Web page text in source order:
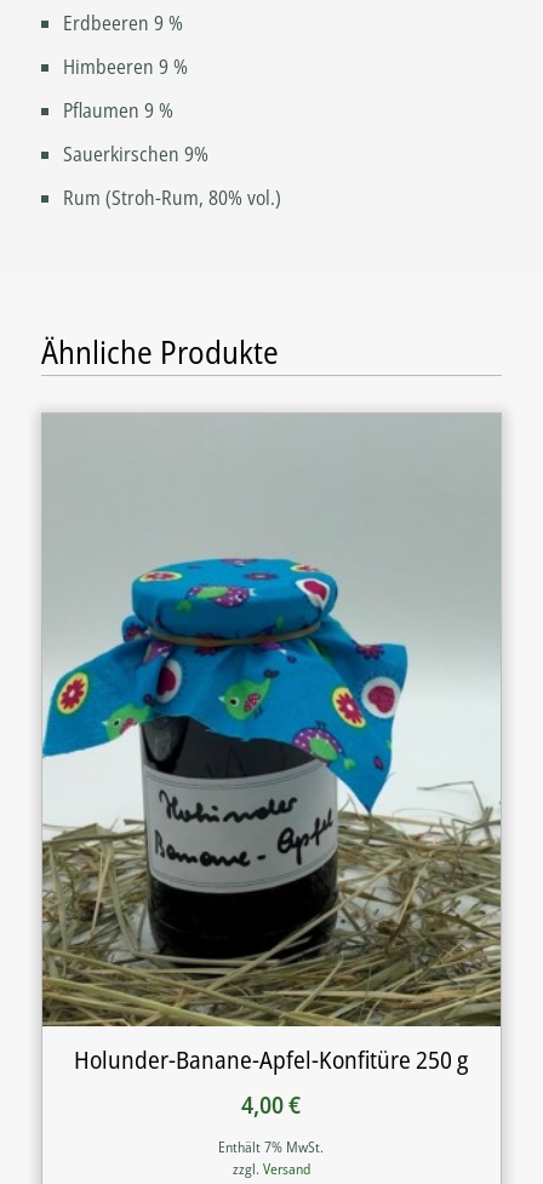
Erdbeeren 9 %
Himbeeren 9 %
Pflaumen 9 %
Sauerkirschen 9%
Rum (Stroh-Rum, 80% vol.)
Ähnliche Produkte
Holunder-Banane-Apfel-Konfitüre 250 g
4,00€
Enthält 7% MwSt.
zzgl. Versand